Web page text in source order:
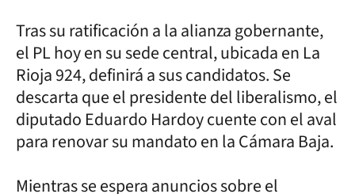
Tras su ratificación a la alianza gobernante,
el PL hoy en su sede central, ubicada en La
Rioja 924, definirá a sus candidatos. Se
descarta que el presidente del liberalismo, el
diputado Eduardo Hardoy cuente con el aval
para renovar su mandato en la Cámara Baja.
Mientras se espera anuncios sobre el